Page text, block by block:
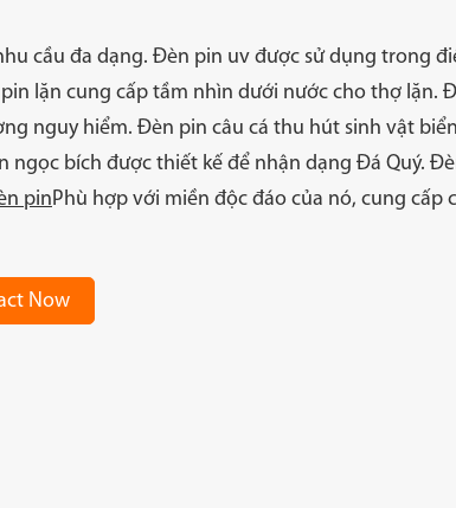
nghiệp
Đèn đường năng
mặt trời
cầu đa dạng. Đèn pin uv được sử dụng trong
lặn cung cấp tầm nhìn dưới nước cho thợ lặn.
nguy hiểm. Đèn pin câu cá thu hút sinh vật
bích được thiết kế để nhận dạng Đá Quý.
pinPhù hợp với miền độc đáo của nó, cung cấp
Now